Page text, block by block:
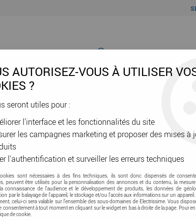
& GAINES DOMOTIQUE & VE SÉCURITÉ & RÉSEAU
électronique Sg DPX³ 630 - Icu 50 kA - 3P - 400 A
Disjoncteur
- 400 A
Soyez le premier à
AUTORISEZ-VOUS À UTILISER
?
seront utiles pour :
l'interface et les fonctionnalités du site
les campagnes marketing et proposer des mises à
l'authentification et surveiller les erreurs techniques
sont nécessaires à des fins techniques, ils sont donc dispensés de
peuvent être utilisés pour la personnalisation des annonces et du contenu, la
connaissance de l'audience et le développement de produits, les données de
par le balayage de l'appareil, le stockage et/ou l'accès aux informations sur un
celui-ci sera valable sur l’ensemble des sous-domaines de Electrissime. Vous
consentement à tout moment en cliquant sur le widget en bas à droite de la page. Pour
de cookie.